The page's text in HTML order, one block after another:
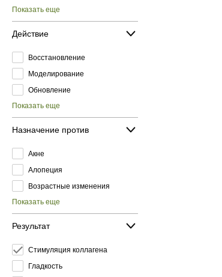
Показать еще
Действие
Восстановление
Моделирование
Обновление
Показать еще
Назначение против
Акне
Алопеция
Возрастные изменения
Показать еще
Результат
Стимуляция коллагена
Гладкость